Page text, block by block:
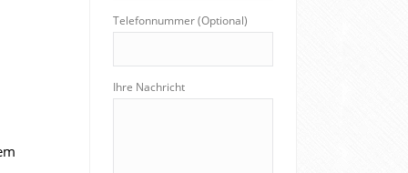
Telefonnummer (Optional)
Ihre Nachricht